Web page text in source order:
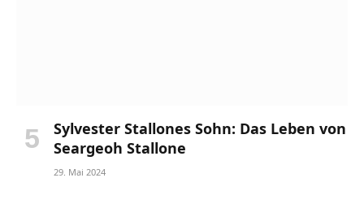
Sylvester Stallones Sohn: Das Leben von
Seargeoh Stallone
29. Mai 2024